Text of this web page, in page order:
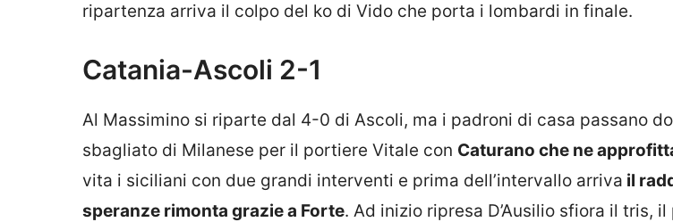
ripartenza arriva il colpo del ko di Vido che porta i lombardi in finale.
Catania-Ascoli 2-1
Al Massimino si riparte dal 4-0 di Ascoli, ma i padroni di casa passano
sbagliato di Milanese per il portiere Vitale con Caturano che ne
vita i siciliani con due grandi interventi e prima dell’intervallo arriva il
speranze rimonta grazie a Forte. Ad inizio ripresa D’Ausilio sfiora il tris,